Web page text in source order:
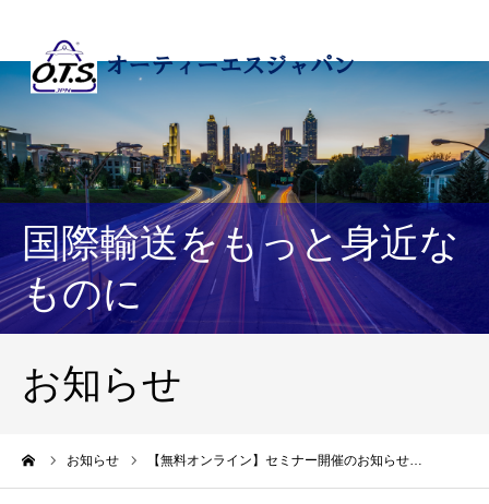
国際輸送をもっと身近な
ものに
お知らせ
お知らせ 【無料オンライン】セミナー開催のお知らせ…